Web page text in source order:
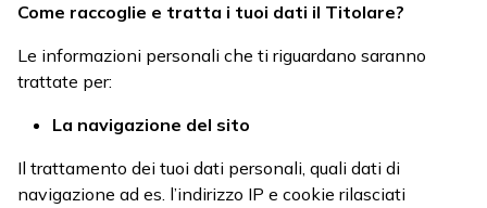
Come raccoglie e tratta i tuoi dati il Titolare?
Le informazioni personali che ti riguardano saranno
trattate per:
La navigazione del sito
Il trattamento dei tuoi dati personali, quali dati di
navigazione ad es. l’indirizzo IP e cookie rilasciati